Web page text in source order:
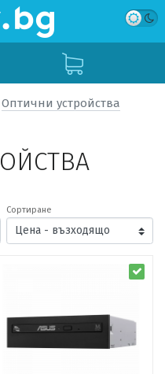
Оптични устройства
Сортиране